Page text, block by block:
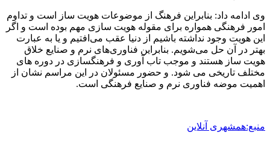
وی ادامه داد: بنابراین فرهنگ از موضوعات هویت ساز است و تداوم
امور فرهنگی همواره برای مقوله هویت سازی مهم بوده است و اگر
این هویت وجود نداشته باشیم از دنیا عقب می‌افتیم و یا به عبارت
بهتر در آن حل می‌شویم. بنابراین فناوری‌های نرم و صنایع خلاق
هویت ساز هستند و موجب تاب آوری و فرهنگسازی در دوره های
مختلف تاریخی می شود. و حضور مسئولان در این مراسم نشان از
اهمیت موضه فناوری نرم و صنایع فرهنگی است.
منبع:همشهری آنلاین